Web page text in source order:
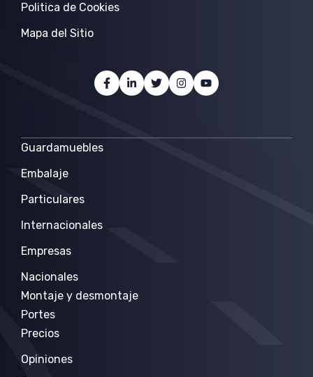
Politica de Cookies
Mapa del Sitio
Guardamuebles
Embalaje
Particulares
Internacionales
Empresas
Nacionales
Montaje y desmontaje
Portes
Precios
Opiniones